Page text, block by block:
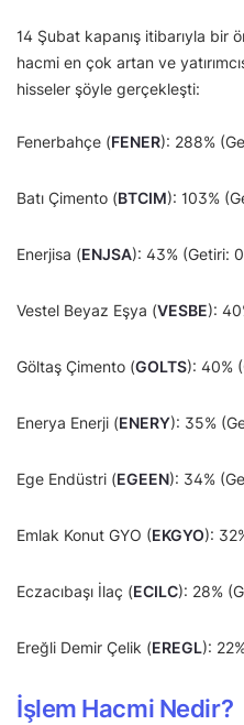
14 Şubat kapanış itibarıyla bir
hacmi en çok artan ve
hisseler şöyle gerçekleşti:
Fenerbahçe (FENER): 288%
Batı Çimento (BTCIM): 103%
Enerjisa (ENJSA): 43% (Getiri:
Vestel Beyaz Eşya (VESBE):
Göltaş Çimento (GOLTS): 40%
Enerya Enerji (ENERY): 35%
Ege Endüstri (EGEEN): 34%
Emlak Konut GYO (EKGYO):
Eczacıbaşı İlaç (ECILC): 28%
Ereğli Demir Çelik (EREGL):
İşlem Hacmi Nedir?